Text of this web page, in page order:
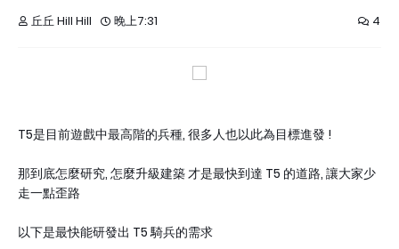
丘丘 Hill Hill 晚上7:31 4
T5是目前遊戲中最高階的兵種, 很多人也以此為目標進發 !
那到底怎麼研究, 怎麼升級建築 才是最快到達 T5 的道路, 讓大家少
走一點歪路
以下是最快能研發出 T5 騎兵的需求